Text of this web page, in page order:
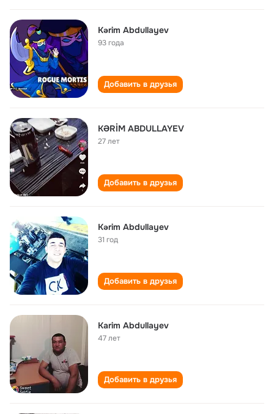
Kərim Abdullayev
93 года
Добавить в друзья
KƏRİM ABDULLAYEV
27 лет
Добавить в друзья
Kərim Abdullayev
31 год
Добавить в друзья
Karim Abdullayev
47 лет
Добавить в друзья